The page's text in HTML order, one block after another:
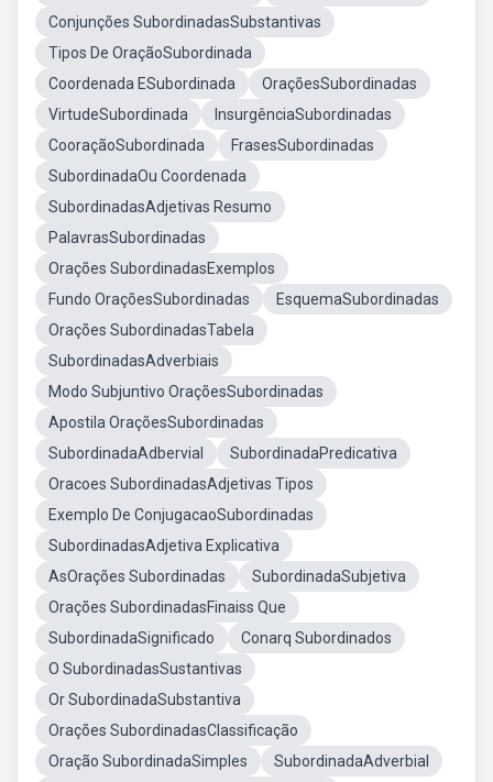
Conjunções SubordinadasSubstantivas
Tipos De OraçãoSubordinada
Coordenada ESubordinada
OraçõesSubordinadas
VirtudeSubordinada
InsurgênciaSubordinadas
CooraçãoSubordinada
FrasesSubordinadas
SubordinadaOu Coordenada
SubordinadasAdjetivas Resumo
PalavrasSubordinadas
Orações SubordinadasExemplos
Fundo OraçõesSubordinadas
EsquemaSubordinadas
Orações SubordinadasTabela
SubordinadasAdverbiais
Modo Subjuntivo OraçõesSubordinadas
Apostila OraçõesSubordinadas
SubordinadaAdbervial
SubordinadaPredicativa
Oracoes SubordinadasAdjetivas Tipos
Exemplo De ConjugacaoSubordinadas
SubordinadasAdjetiva Explicativa
AsOrações Subordinadas
SubordinadaSubjetiva
Orações SubordinadasFinaiss Que
SubordinadaSignificado
Conarq Subordinados
O SubordinadasSustantivas
Or SubordinadaSubstantiva
Orações SubordinadasClassificação
Oração SubordinadaSimples
SubordinadaAdverbial